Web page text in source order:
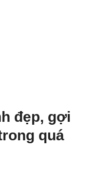
đẹp, gợi
quá